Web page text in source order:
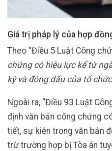
Giá trị pháp lý của hợp
Theo “Điều 5 Luật Công
chứng có hiệu lực kể từ
ký và đóng dấu của tổ
Ngoài ra, “Điều 93 Luật
định văn bản công chứng
tiết, sự kiện trong văn bản
trừ trường hợp bị Tòa án